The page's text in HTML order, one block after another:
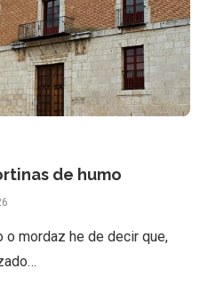
de humo
o mordaz he de decir que,